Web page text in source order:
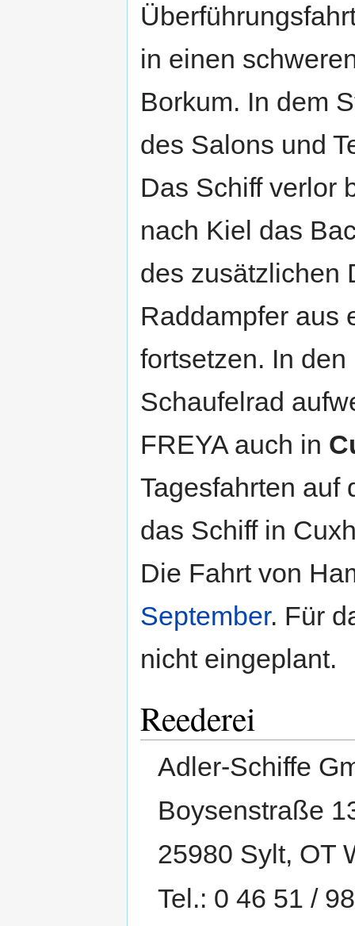
in einen
Borkum. In dem
des Salons und
Das Schiff verlor
nach Kiel das
des zusätzlichen
Raddampfer aus
fortsetzen. In
Schaufelrad
FREYA auch in
Tagesfahrten auf
das Schiff in
Die Fahrt von
September. Für
nicht eingeplant.
Reederei
Adler-Schiffe
Boysenstraße
25980 Sylt, OT
Tel.: 0 46 51 /